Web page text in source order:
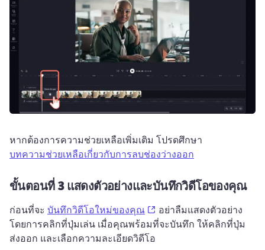
หากต้องการความช่วยเหลือเพิ่มเติม โปรดศึกษา
บทความช่วยเหลือเกี่ยวกับการลบช่องว่างออก
ขั้นตอนที่ 3แสดงตัวอย่างและบันทึกวิดีโอของคุณ
ก่อนที่จะ บันทึกวิดีโอใหม่ของคุณ (opens in a new tab)
อย่าลืมแสดงตัวอย่าง
โดยการคลิกที่ปุ่มเล่น เมื่อคุณพร้อมที่จะบันทึก ให้คลิกที่ปุ่ม
ส่งออก และเลือกความละเอียดวิดีโอ